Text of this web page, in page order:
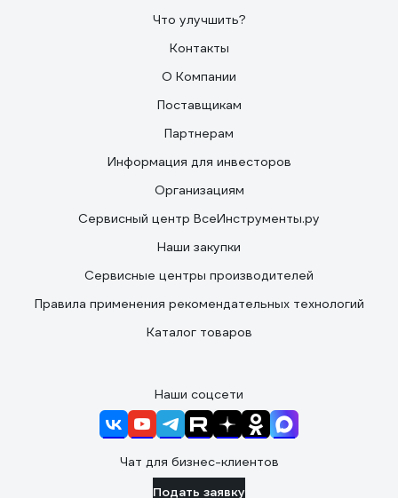
Что улучшить?
Контакты
О Компании
Поставщикам
Партнерам
Информация для инвесторов
Организациям
Сервисный центр ВсеИнструменты.ру
Наши закупки
Сервисные центры производителей
Правила применения рекомендательных технологий
Каталог товаров
Наши соцсети
Чат для бизнес-клиентов
Подать заявку